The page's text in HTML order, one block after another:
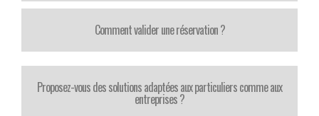
Comment valider une réservation ?
Proposez-vous des solutions adaptées aux particuliers comme aux
entreprises ?